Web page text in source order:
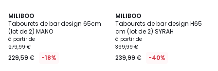
MILIBOO
Tabourets de bar design 65cm
(lot de 2) MANO
à partir de
279,99 €
229,59 € -18%
2
Couleurs
MILIBOO
Tabourets de bar design H65
cm (lot de 2) SYRAH
à partir de
399,99 €
239,99 € -40%
5
/
5
2
Couleurs